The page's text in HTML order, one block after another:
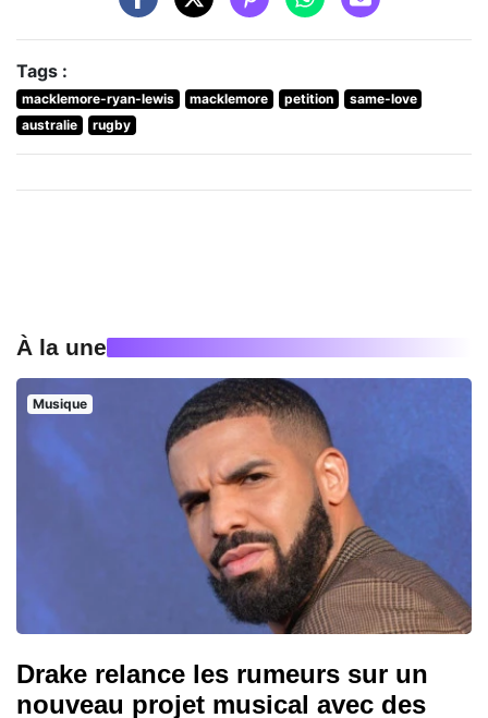
Tags :
macklemore-ryan-lewis macklemore petition
same-love
australie
rugby
À la une
Musique
Drake relance les rumeurs sur un
nouveau projet musical avec des